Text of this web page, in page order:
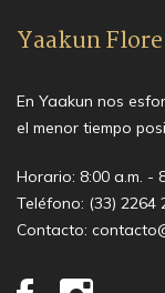
Yaakun
En Yaakun nos
el menor tiempo
Horario: 8:00 a.m. -
Teléfono: (33) 2264
Contacto: